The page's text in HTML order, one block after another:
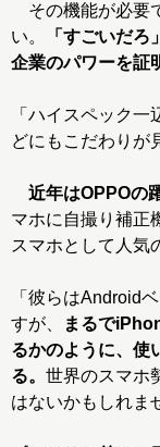
その機能が必要
い。
「すごいだろ
企業のパワーを証
「ハイスペック
どにもこだわりが
近年はOPPOの
マホに自撮り補正
スマホとして人気
「彼らはAndroid
すが、
まるで
るかのように、使
る。 世界のスマホ
はないかもしれま